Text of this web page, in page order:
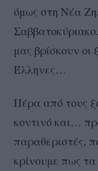
όμως στη Νέα
μας βρίσκουν οι
Έλληνες…
Πέρα από τους
κοντινό και…
παραθεριστές,
κρίνουμε πως